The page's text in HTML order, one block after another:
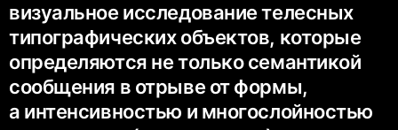
визуальное исследование телесных
типографических объектов, которые
определяются не только семантикой
сообщения в отрыве от формы,
а интенсивностью и многослойностью